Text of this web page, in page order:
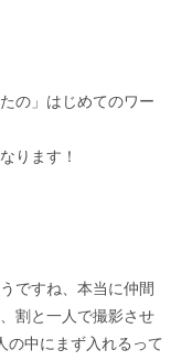
の」はじめてのワー
ります！
ですね、本当に仲間
割と一人で撮影させ
の中にまず入れるって